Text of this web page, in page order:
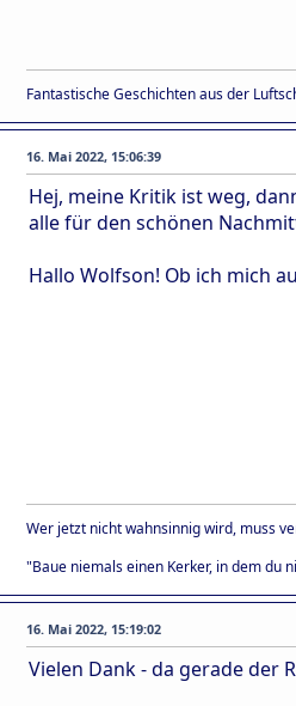
Fantastische Geschichten aus der
16. Mai 2022, 15:06:39
Hej, meine Kritik ist weg,
alle für den schönen
Hallo Wolfson! Ob ich mich
Wer jetzt nicht wahnsinnig wird, muss
"Baue niemals einen Kerker, in dem du
16. Mai 2022, 15:19:02
Vielen Dank - da gerade der